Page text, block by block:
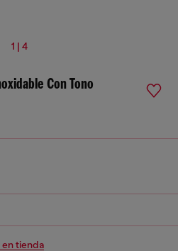
1 | 4
Con Tono
en tienda